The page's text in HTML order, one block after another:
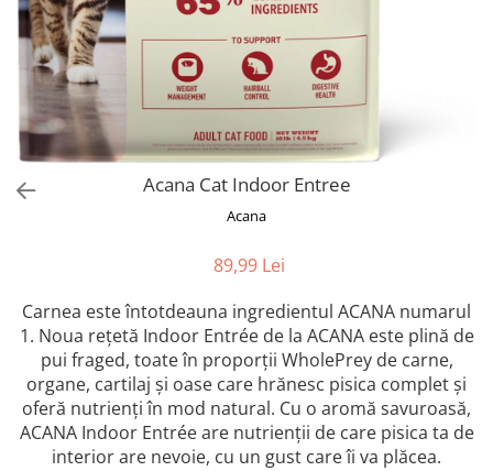
Orijen
Platinum
Prestige
Hrana umeda
Recompense caini
Jucarii
Accesorii
Culcusuri
Custi si Genti de Transport
Diete veterinare
Hainute
Inghetata
Acana Cat Indoor Entree
Acana
89,99 Lei
Carnea este întotdeauna ingredientul ACANA numarul
1. Noua rețetă Indoor Entrée de la ACANA este plină de
pui fraged, toate în proporții WholePrey de carne,
organe, cartilaj și oase care hrănesc pisica complet și
oferă nutrienți în mod natural. Cu o aromă savuroasă,
ACANA Indoor Entrée are nutrienții de care pisica ta de
interior are nevoie, cu un gust care îi va plăcea.